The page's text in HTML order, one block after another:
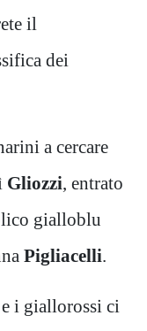
il
dei
a cercare
Gliozzi, entrato
gialloblu
Pigliacelli.
i giallorossi ci